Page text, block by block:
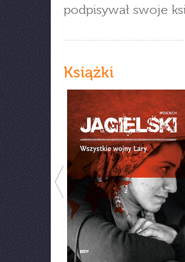
podpisywał swoje
Książki